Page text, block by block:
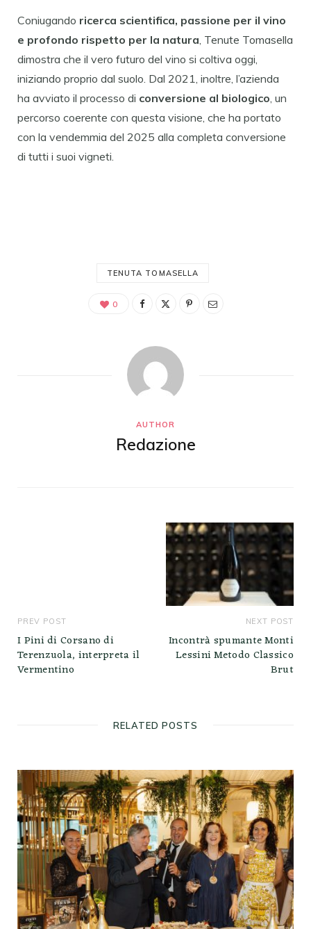
Coniugando ricerca scientifica, passione per il vino
e profondo rispetto per la natura, Tenute Tomasella
dimostra che il vero futuro del vino si coltiva oggi,
iniziando proprio dal suolo. Dal 2021, inoltre, l’azienda
ha avviato il processo di conversione al biologico, un
percorso coerente con questa visione, che ha portato
con la vendemmia del 2025 alla completa conversione
di tutti i suoi vigneti.
TENUTA TOMASELLA
0
AUTHOR
Redazione
PREV POST
I Pini di Corsano di
Terenzuola, interpreta il
Vermentino
NEXT POST
Incontrà spumante Monti
Lessini Metodo Classico
Brut
RELATED POSTS